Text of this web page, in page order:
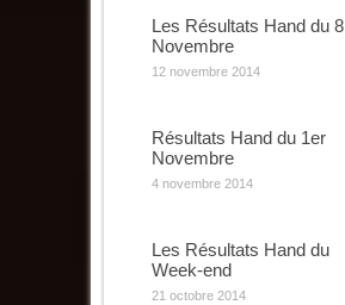
Les Résultats Hand du 8
Novembre
12 novembre 2014
Résultats Hand du 1er
Novembre
4 novembre 2014
Les Résultats Hand du
Week-end
21 octobre 2014